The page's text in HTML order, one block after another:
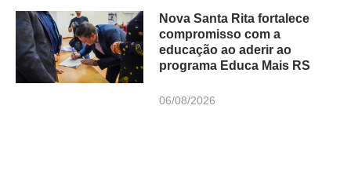
Nova Santa Rita fortalece
compromisso com a
educação ao aderir ao
programa Educa Mais RS
06/08/2026